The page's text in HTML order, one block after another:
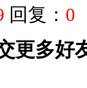
回复： 0
更多好